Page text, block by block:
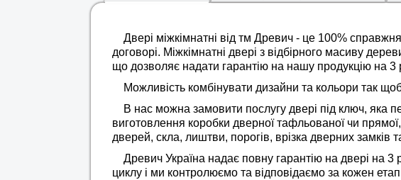
Двері міжкімнатні від тм Древич - це 100%
договорі. Міжкімнатні двері з відбірного масиву
що дозволяє надати гарантію на нашу продукцію на 3
Можливість комбінувати дизайни та кольори так
В нас можна замовити послугу двері під ключ, яка
виготовлення коробки дверної тафльованої чи
дверей, скла, лиштви, порогів, врізка дверних замків
Древич Україна надає повну гарантію на двері на 3
циклу і ми контролюємо та відповідаємо за кожен